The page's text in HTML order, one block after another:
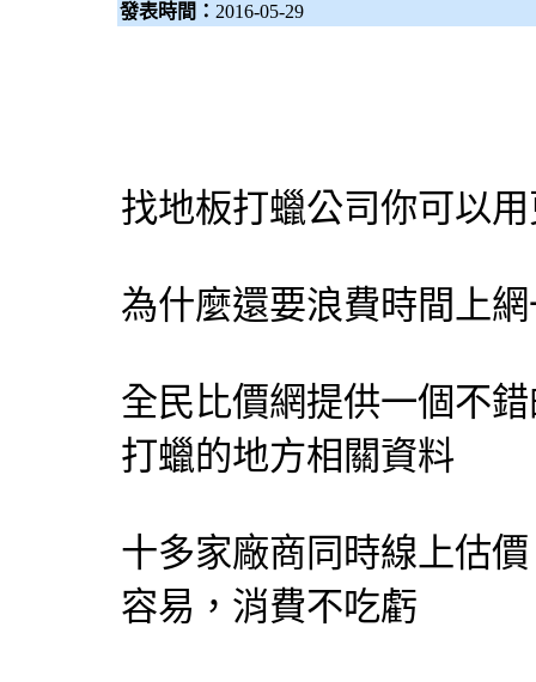
發表時間： 2016-05-29
找地板打蠟公司你可以
為什麼還要浪費時間上
全民比價網提供一個不
打蠟的地方相關資料
十多家廠商同時線上估
容易，消費不吃虧